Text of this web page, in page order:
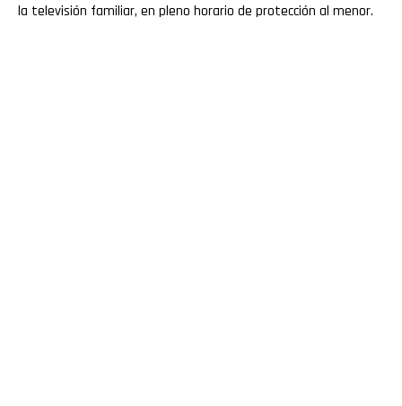
la televisión familiar, en pleno horario de protección al menor.